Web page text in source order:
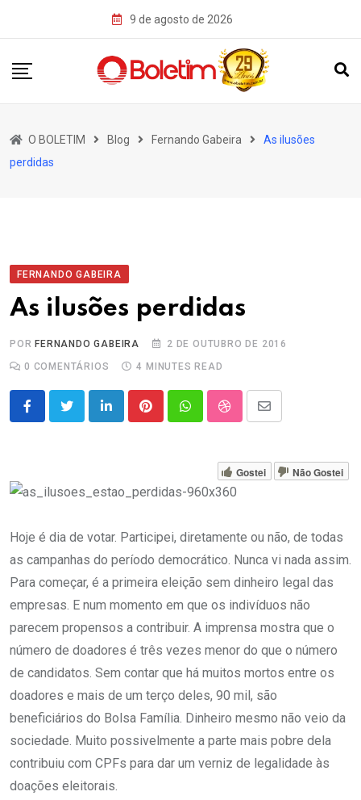
9 de agosto de 2026
O BOLETIM Blog Fernando Gabeira
As ilusões
perdidas
FERNANDO GABEIRA
As ilusões perdidas
POR FERNANDO GABEIRA
2 DE OUTUBRO DE 2016
0 COMENTÁRIOS 4 MINUTES READ
LinkedInPinterestWhatsappStumbleUpon
Share
Email
Gostei Não Gostei
Hoje é dia de votar. Participei, diretamente ou não, de todas
as campanhas do período democrático. Nunca vi nada assim.
Para começar, é a primeira eleição sem dinheiro legal das
empresas. E num momento em que os indivíduos não
parecem propensos a contribuir. A imprensa mostra que o
número de doadores é três vezes menor do que o número
de candidatos. Sem contar que há muitos mortos entre os
doadores e mais de um terço deles, 90 mil, são
beneficiários do Bolsa Família. Dinheiro mesmo não veio da
sociedade. Muito possivelmente a parte mais pobre dela
contribuiu com CPFs para dar um verniz de legalidade às
doações eleitorais.